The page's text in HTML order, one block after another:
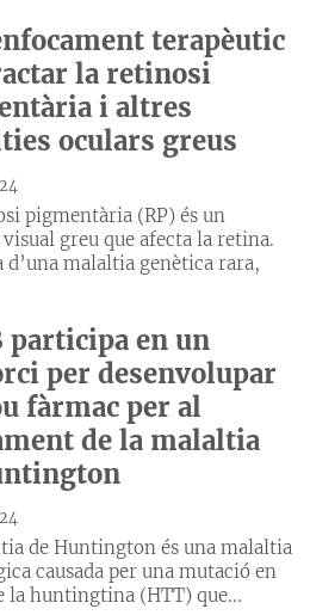
terapèutic
la retinosi
i altres
oculars greus
pigmentària (RP) és un
greu que afecta la retina.
d’una malaltia genètica rara,
participa en un
per desenvolupar
fàrmac per al
de la malaltia
de Huntington és una malaltia
causada per una mutació en
la huntingtina (HTT) que...